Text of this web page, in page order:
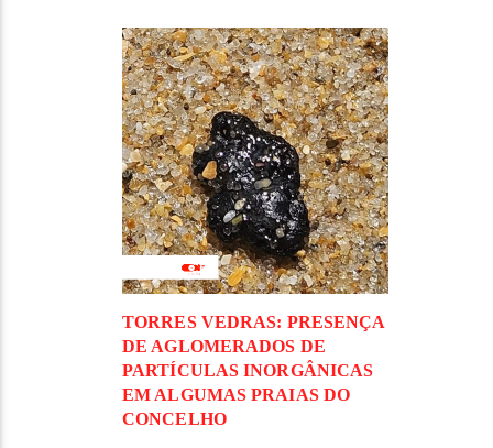
TORRES VEDRAS: PRESENÇA
DE AGLOMERADOS DE
PARTÍCULAS INORGÂNICAS
EM ALGUMAS PRAIAS DO
CONCELHO